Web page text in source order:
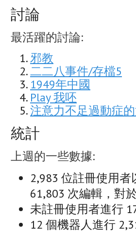
討論
最活躍的討論:
邪教
二二八事件/存檔5
1949年中國
Play 我呸
注意力不足過動症
統計
上週的一些數據:
2,983 位註冊使用
61,803 次編輯，對
未註冊使用者進行
12 個機器人進行